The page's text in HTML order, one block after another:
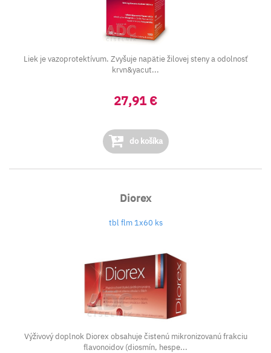
Liek je vazoprotektívum. Zvyšuje napätie žilovej steny a odolnosť
krvn&yacut...
27,91 €
do košíka
Diorex
tbl flm 1x60 ks
Výživový doplnok Diorex obsahuje čistenú mikronizovanú frakciu
flavonoidov (diosmín, hespe...